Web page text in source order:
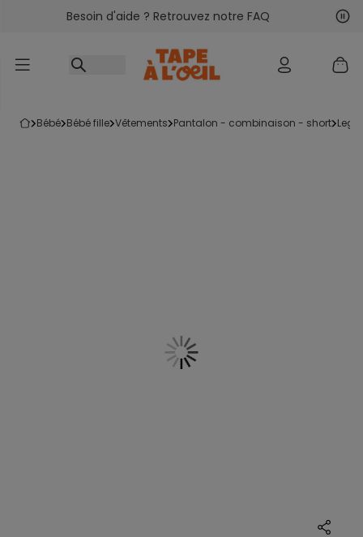
Accéder au contenu
Besoin d'aide ? Retrouvez notre FAQ
bébé bébé fille vêtements pantalon - combinaison - short